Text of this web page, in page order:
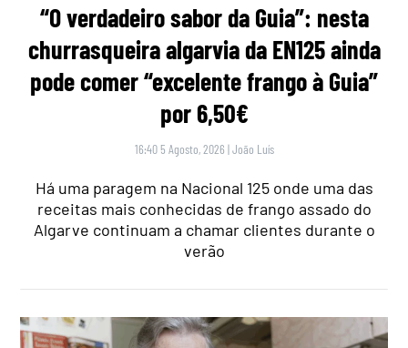
“O verdadeiro sabor da Guia”: nesta
churrasqueira algarvia da EN125 ainda
pode comer “excelente frango à Guia”
por 6,50€
16:40 5 Agosto, 2026 |João Luís
Há uma paragem na Nacional 125 onde uma das
receitas mais conhecidas de frango assado do
Algarve continuam a chamar clientes durante o
verão